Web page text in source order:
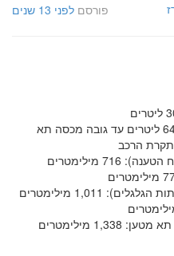
פורסם לפני 13 שנים
נפח תא מטען ( 2 מושבים): 649 ליטרים עד גובה מכסה תא
מילימטרים
1,011 מילימטרים
מילימטרים